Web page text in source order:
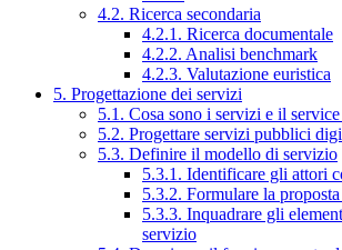
4.2. Ricerca secondaria
4.2.1. Ricerca documentale
4.2.2. Analisi benchmark
4.2.3. Valutazione euristica
5. Progettazione dei servizi
5.1. Cosa sono i servizi e il
5.2. Progettare servizi pubblici
5.3. Definire il modello di servizio
5.3.1. Identificare gli attori
5.3.2. Formulare la
5.3.3. Inquadrare gli
servizio